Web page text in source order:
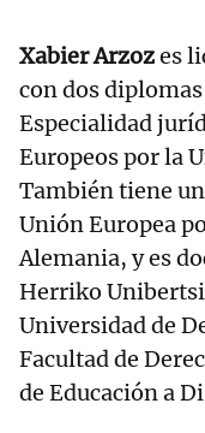
Xabier Arzozes
con dos
Especialidad
Europeos por la
También tiene
Unión Europea
Alemania, y es
Herriko
Universidad de
Facultad de
de Educación a